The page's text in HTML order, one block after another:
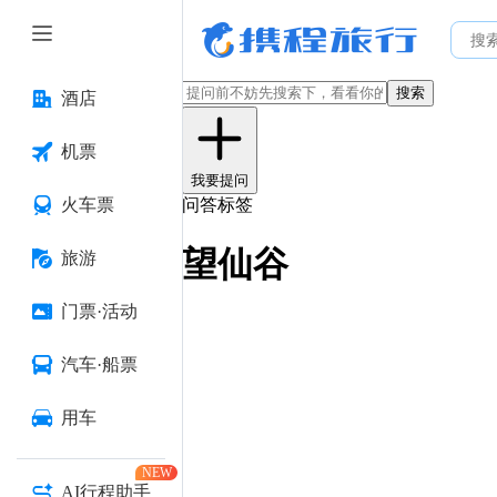
酒店
机票
火车票
旅游
门票·活动
汽车·船票
用车
AI行程助手
NEW
搜索
我要提问
问答标签
望仙谷